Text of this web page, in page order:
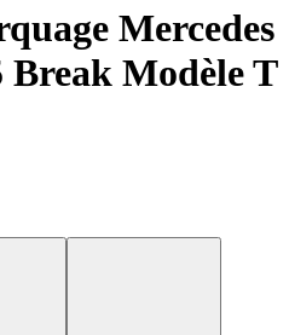
Mercedes
Break Modèle T